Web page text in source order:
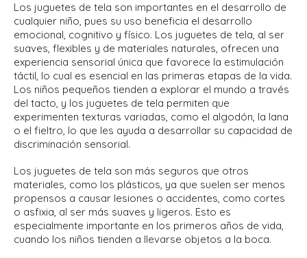
Los juguetes de tela son importantes en el desarrollo de
cualquier niño, pues su uso beneficia el desarrollo
emocional, cognitivo y físico. Los juguetes de tela, al ser
suaves, flexibles y de materiales naturales, ofrecen una
experiencia sensorial única que favorece la estimulación
táctil, lo cual es esencial en las primeras etapas de la vida.
Los niños pequeños tienden a explorar el mundo a través
del tacto, y los juguetes de tela permiten que
experimenten texturas variadas, como el algodón, la lana
o el fieltro, lo que les ayuda a desarrollar su capacidad de
discriminación sensorial.
Los juguetes de tela son más seguros que otros
materiales, como los plásticos, ya que suelen ser menos
propensos a causar lesiones o accidentes, como cortes
o asfixia, al ser más suaves y ligeros. Esto es
especialmente importante en los primeros años de vida,
cuando los niños tienden a llevarse objetos a la boca.